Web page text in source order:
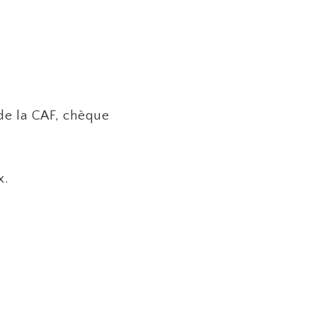
la CAF, chèque